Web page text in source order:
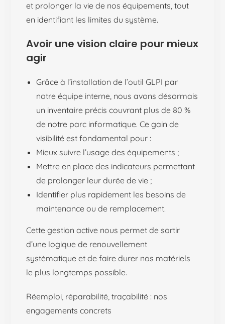
et prolonger la vie de nos équipements, tout
en identifiant les limites du système.
Avoir une vision claire pour mieux
agir
Grâce à l’installation de l’outil GLPI par
notre équipe interne, nous avons désormais
un inventaire précis couvrant plus de 80 %
de notre parc informatique. Ce gain de
visibilité est fondamental pour :
Mieux suivre l’usage des équipements ;
Mettre en place des indicateurs permettant
de prolonger leur durée de vie ;
Identifier plus rapidement les besoins de
maintenance ou de remplacement.
Cette gestion active nous permet de sortir
d’une logique de renouvellement
systématique et de faire durer nos matériels
le plus longtemps possible.
Réemploi, réparabilité, traçabilité : nos
engagements concrets